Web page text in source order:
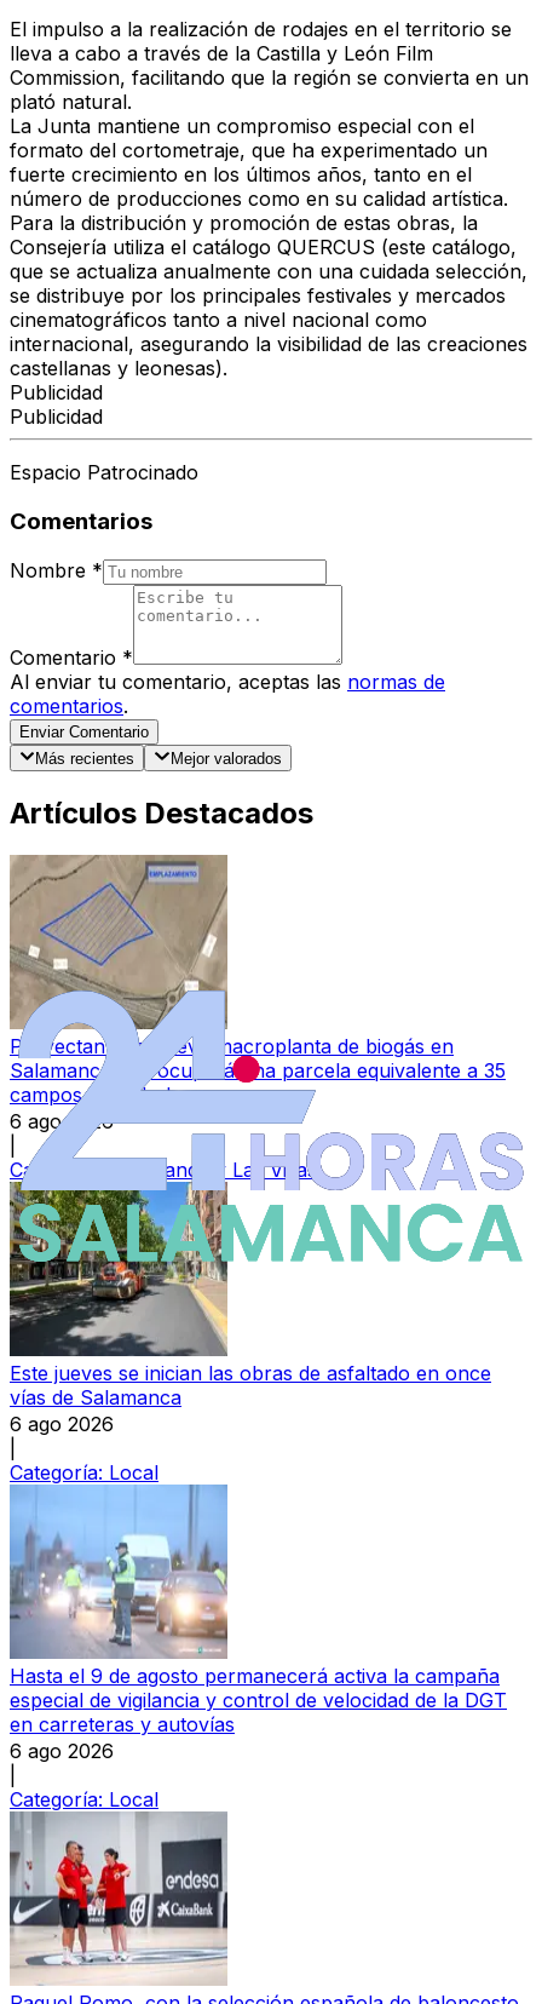
El impulso a la realización de rodajes en el territorio se
lleva a cabo a través de la Castilla y León Film
Commission, facilitando que la región se convierta en un
plató natural.
La Junta mantiene un compromiso especial con el
formato del cortometraje, que ha experimentado un
fuerte crecimiento en los últimos años, tanto en el
número de producciones como en su calidad artística.
Para la distribución y promoción de estas obras, la
Consejería utiliza el catálogo QUERCUS (este catálogo,
que se actualiza anualmente con una cuidada selección,
se distribuye por los principales festivales y mercados
cinematográficos tanto a nivel nacional como
internacional, asegurando la visibilidad de las creaciones
castellanas y leonesas).
Publicidad
Publicidad
Espacio Patrocinado
Comentarios
Nombre *
Comentario *
Al enviar tu comentario, aceptas las normas de
comentarios.
Enviar Comentario
Más recientes
Mejor valorados
Artículos Destacados
Proyectan una nueva macroplanta de biogás en
Salamanca que ocupará una parcela equivalente a 35
campos de fútbol
6 ago 2026
Categoría:
Peñaranda y Las Villas
Este jueves se inician las obras de asfaltado en once
vías de Salamanca
6 ago 2026
Categoría: Local
Hasta el 9 de agosto permanecerá activa la campaña
especial de vigilancia y control de velocidad de la DGT
en carreteras y autovías
6 ago 2026
Categoría: Local